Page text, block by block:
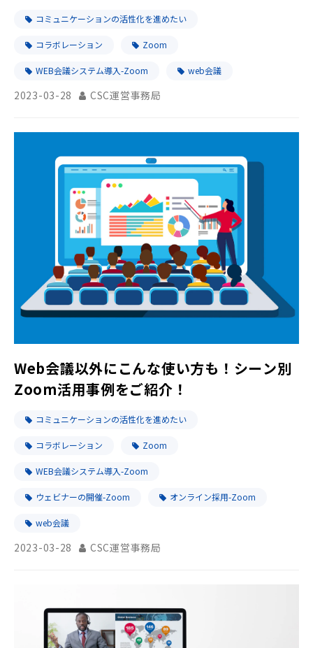
コミュニケーションの活性化を進めたい
コラボレーション Zoom
WEB会議システム導入-Zoom web会議
2023-03-28 CSC運営事務局
Web会議以外にこんな使い方も！シーン別
Zoom活用事例をご紹介！
コミュニケーションの活性化を進めたい
コラボレーション Zoom
WEB会議システム導入-Zoom
ウェビナーの開催-Zoom オンライン採用-Zoom
web会議
2023-03-28 CSC運営事務局